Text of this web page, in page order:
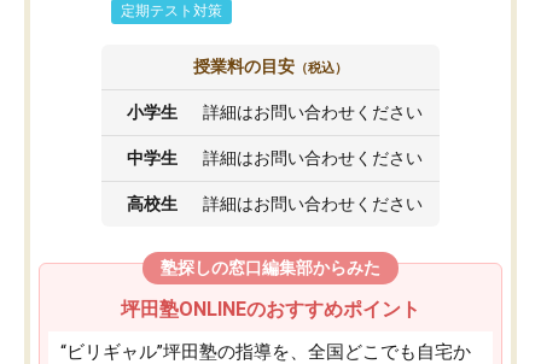
定期テスト対策
授業料の目安 （税込）
小学生 詳細はお問い合わせください
中学生 詳細はお問い合わせください
高校生 詳細はお問い合わせください
塾探しの窓口編集部からみた
坪田塾ONLINEのおすすめポイント
“ビリギャル”坪田塾の指導を、全国どこでも自宅か